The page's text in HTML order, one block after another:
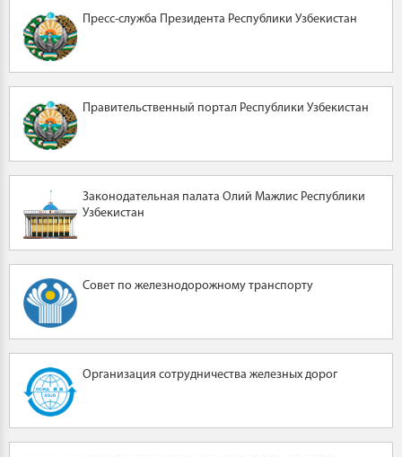
Пресс-служба Президента Республики Узбекистан
Правительственный портал Республики Узбекистан
Законодательная палата Олий Мажлис Республики
Узбекистан
Совет по железнодорожному транспорту
Организация сотрудничества железных дорог